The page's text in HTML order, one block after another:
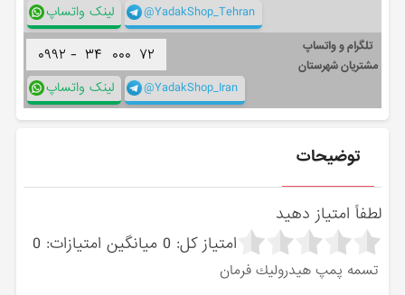
لینک واتساپ @YadakShop_Tehran
تلگرام و واتساپ
مشتریان شهرستان
۰۹۹۲ - ۳۴ ۰۰۰ ۷۲
لینک واتساپ @YadakShop_Iran
توضیحات
لطفاً امتیاز دهید
امتیاز کل: 0 میانگین امتیازات: 0
تسمه پمپ هيدروليك فرمان